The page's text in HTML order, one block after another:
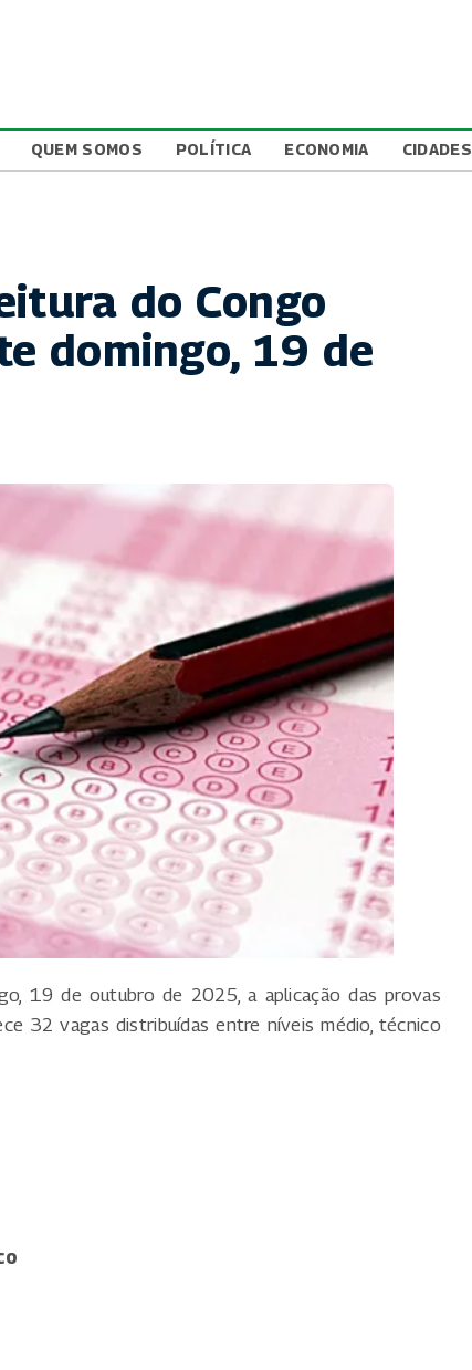
QUEM SOMOS POLÍTICA ECONOMIA CIDADES
do Congo
domingo, 19 de
19 de outubro de 2025, a aplicação das provas
32 vagas distribuídas entre níveis médio, técnico